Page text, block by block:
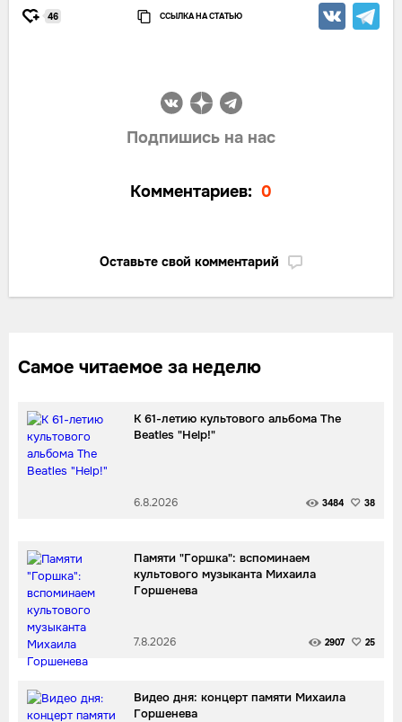
46 ССЫЛКА НА СТАТЬЮ
Подпишись на нас
Комментариев: 0
Оставьте свой комментарий
Самое читаемое за неделю
К 61-летию культового альбома The
Beatles "Help!"
6.8.2026 3484 38
Памяти "Горшка": вспоминаем
культового музыканта Михаила
Горшенева
7.8.2026 2907 25
Видео дня: концерт памяти Михаила
Горшенева